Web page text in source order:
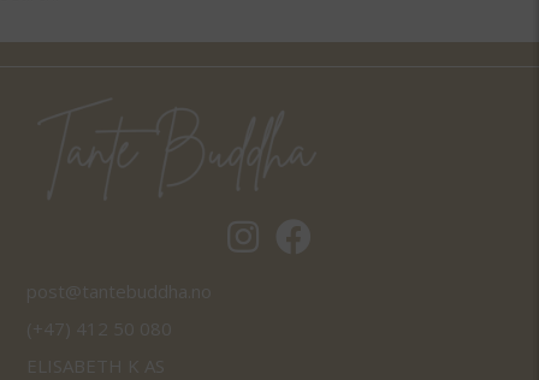
Tantebuddha.no instagram
Tantebuddha.no facebook
post@tantebuddha.no
(+47) 412 50 080
ELISABETH K AS